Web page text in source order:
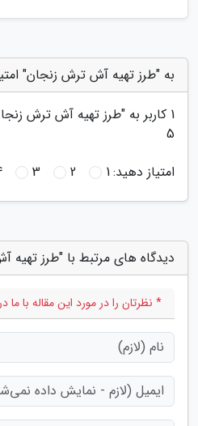
به "طرز تهیه آش ترش زنجان"
1 کاربر به "طرز تهیه آش ترش
5
امتیاز دهید:1
2
3
دیدگاه های مرتبط با "طرز
* نظرتان را در مورد این مقاله با ما